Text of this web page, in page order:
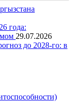
года:
29.07.2026
до 2028-го: в